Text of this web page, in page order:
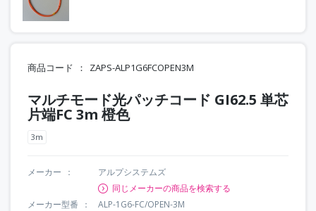
商品コード ZAPS-ALP1G6FCOPEN3M
マルチモード光パッチコード GI62.5 単芯
片端FC 3m 橙色
3m
メーカー
アルプシステムズ
同じメーカーの商品を検索する
メーカー型番
ALP-1G6-FC/OPEN-3M